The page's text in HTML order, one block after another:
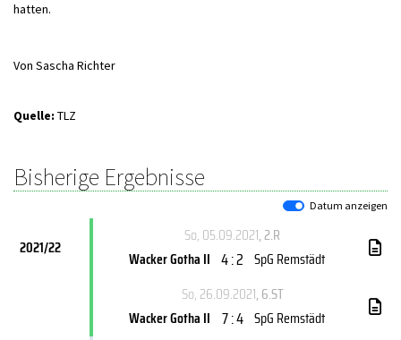
hatten.
Von Sascha Richter
Quelle: TLZ
Bisherige Ergebnisse
Datum anzeigen
2021/22
So, 05.09.2021, 2.R
Wacker Gotha II 4 : 2 SpG Remstädt
So, 26.09.2021, 6.ST
Wacker Gotha II 7 : 4 SpG Remstädt